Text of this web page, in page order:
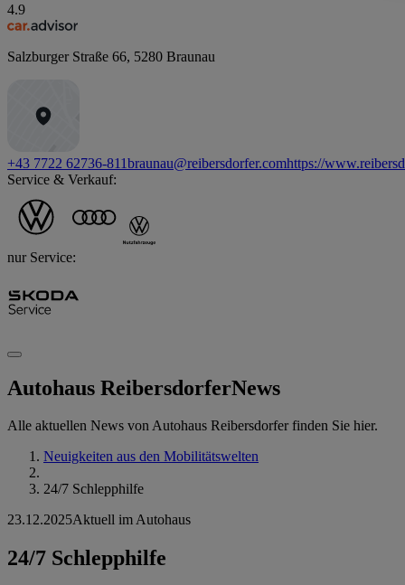
4.9
Salzburger Straße 66, 5280 Braunau
+43 7722 62736-811braunau@reibersdorfer.comhttps://
Service & Verkauf:
nur Service:
Autohaus ReibersdorferNews
Alle aktuellen News von Autohaus Reibersdorfer finden Sie hier.
Neuigkeiten aus den Mobilitätswelten
24/7 Schlepphilfe
23.12.2025Aktuell im Autohaus
24/7 Schlepphilfe